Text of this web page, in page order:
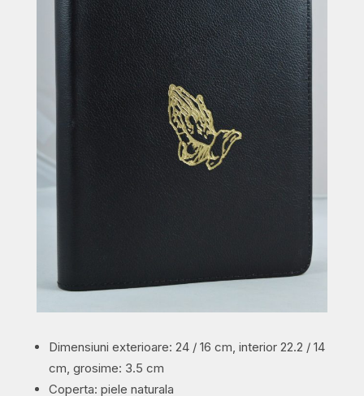
Dimensiuni exterioare: 24 / 16 cm, interior 22.2 / 14
cm, grosime: 3.5 cm
Coperta: piele naturala